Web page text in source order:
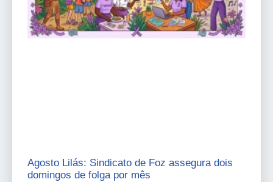
Agosto Lilás: Sindicato de Foz assegura dois
domingos de folga por mês